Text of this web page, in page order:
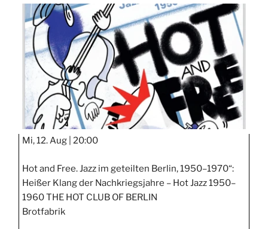
Mi, 12. Aug | 20:00
Hot and Free. Jazz im geteilten Berlin, 1950–1970“:
Heißer Klang der Nachkriegsjahre – Hot Jazz 1950–
1960 THE HOT CLUB OF BERLIN
Brotfabrik